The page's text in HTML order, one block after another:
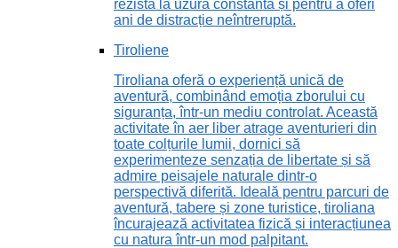
rezista la uzura constantă și pentru a oferi
ani de distracție neîntreruptă.
Tiroliene
Tiroliana oferă o experiență unică de
aventură, combinând emoția zborului cu
siguranța, într-un mediu controlat. Această
activitate în aer liber atrage aventurieri din
toate colțurile lumii, dornici să
experimenteze senzația de libertate și să
admire peisajele naturale dintr-o
perspectivă diferită. Ideală pentru parcuri de
aventură, tabere și zone turistice, tiroliana
încurajează activitatea fizică și interacțiunea
cu natura într-un mod palpitant.